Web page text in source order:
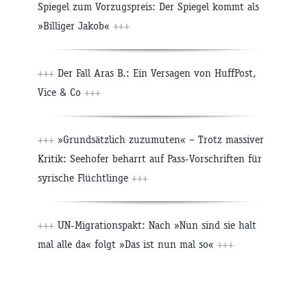
Spiegel zum Vorzugspreis: Der Spiegel kommt als
»Billiger Jakob« +++
+++ Der Fall Aras B.: Ein Versagen von HuffPost,
Vice & Co +++
+++ »Grundsätzlich zuzumuten« – Trotz massiver
Kritik: Seehofer beharrt auf Pass-Vorschriften für
syrische Flüchtlinge +++
+++ UN-Migrationspakt: Nach »Nun sind sie halt
mal alle da« folgt »Das ist nun mal so« +++